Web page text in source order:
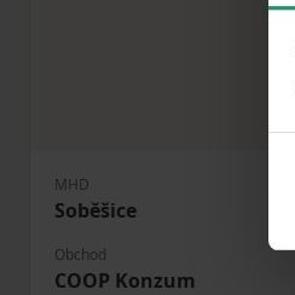
MHD
Soběšice
Obchod
COOP Konzum